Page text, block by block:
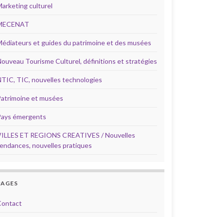
culturel
et guides du patrimoine et des musées
Tourisme Culturel, définitions et stratégies
TIC, nouvelles technologies
et musées
émergents
ET REGIONS CREATIVES / Nouvelles
nouvelles pratiques